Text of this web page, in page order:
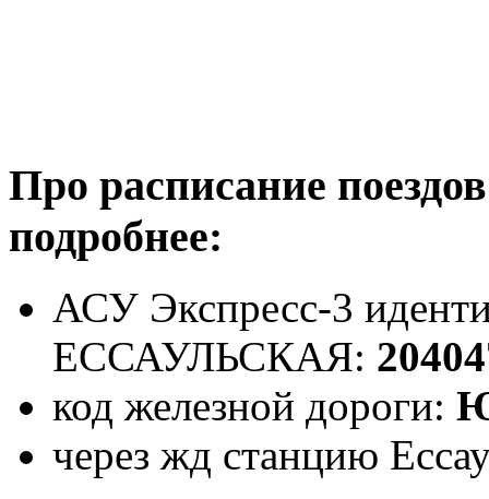
Про расписание
подробнее:
АСУ Экспресс-3
ЕССАУЛЬСКАЯ:
код железной дороги:
через жд станцию